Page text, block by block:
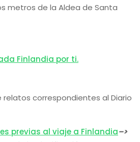
metros de la Aldea de Santa
relatos correspondientes al Diario
previas al viaje a Finlandia–>